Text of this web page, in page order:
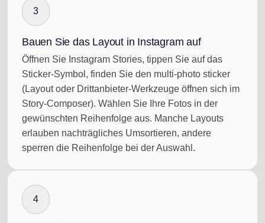
3
Bauen Sie das Layout in Instagram auf
Öffnen Sie Instagram Stories, tippen Sie auf das
Sticker-Symbol, finden Sie den multi-photo sticker
(Layout oder Drittanbieter-Werkzeuge öffnen sich im
Story-Composer). Wählen Sie Ihre Fotos in der
gewünschten Reihenfolge aus. Manche Layouts
erlauben nachträgliches Umsortieren, andere
sperren die Reihenfolge bei der Auswahl.
4